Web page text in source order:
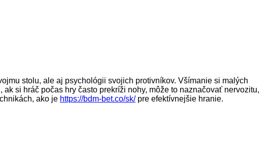
stolu, ale aj psychológii svojich protivníkov. Všímanie si malých
si hráč počas hry často prekríži nohy, môže to naznačovať nervozitu,
ako je https://bdm-bet.co/sk/pre efektívnejšie hranie.